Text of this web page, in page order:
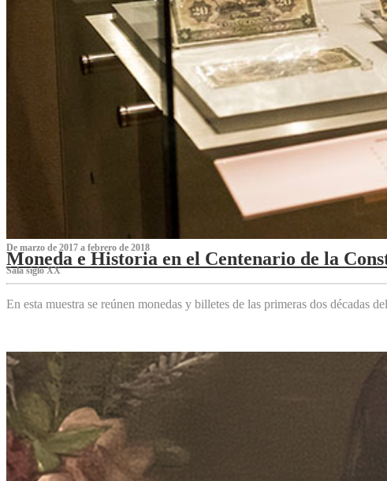
De marzo de 2017 a febrero de 2018
Moneda e Historia en el Centenario de la
Sala siglo XX
En esta muestra se reúnen monedas y billetes de las primeras dos décadas